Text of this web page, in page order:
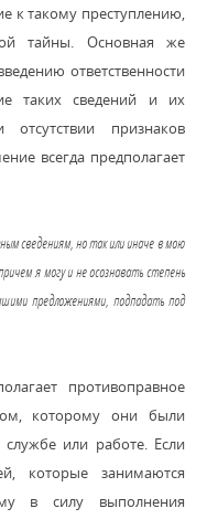
к такому преступлению,
тайны. Основная же
ответственности
таких сведений и их
признаков
всегда предполагает
сведениям, но так или иначе в мою
я могу и не осознавать степень
предложениями, подпадать под
противоправное
которому они были
или работе. Если
которые занимаются
в силу выполнения